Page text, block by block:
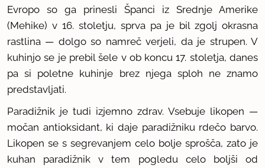
Evropo so ga prinesli Španci iz Srednje Amerike
(Mehike) v 16. stoletju, sprva pa je bil zgolj okrasna
rastlina — dolgo so namreč verjeli, da je strupen. V
kuhinjo se je prebil šele v ob koncu 17. stoletja, danes
pa si poletne kuhinje brez njega sploh ne znamo
predstavljati.
Paradižnik je tudi izjemno zdrav. Vsebuje likopen —
močan antioksidant, ki daje paradižniku rdečo barvo.
Likopen se s segrevanjem celo bolje sprošča, zato je
kuhan paradižnik v tem pogledu celo boljši od